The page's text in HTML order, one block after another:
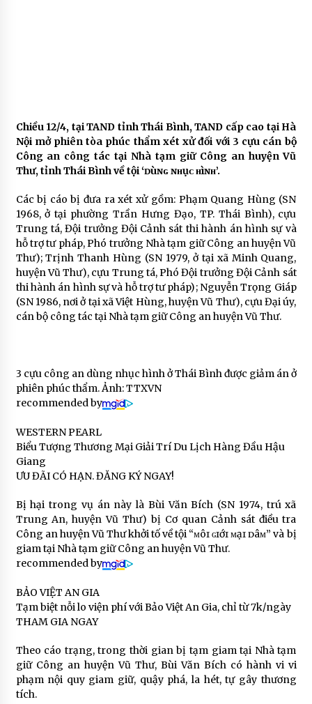
Chiều 12/4, tại TAND tỉnh Thái Bình, TAND cấp cao tại Hà
Nội mở phiên tòa phúc thẩm xét xử đối với 3 cựu cán bộ
Công an công tác tại Nhà tạm giữ Công an huyện Vũ
Thư, tỉnh Thái Bình về tội ‘ᴅùɴɢ ɴʜụᴄ ʜìɴʜ’.
Các bị cáo bị đưa ra xét xử gồm: Phạm Quang Hùng (SN
1968, ở tại phường Trần Hưng Đạo, TP. Thái Bình), cựu
Trung tá, Đội trưởng Đội Cảnh sát thi hành án hình sự và
hỗ trợ tư pháp, Phó trưởng Nhà tạm giữ Công an huyện Vũ
Thư); Trịnh Thanh Hùng (SN 1979, ở tại xã Minh Quang,
huyện Vũ Thư), cựu Trung tá, Phó Đội trưởng Đội Cảnh sát
thi hành án hình sự và hỗ trợ tư pháp); Nguyễn Trọng Giáp
(SN 1986, nơi ở tại xã Việt Hùng, huyện Vũ Thư), cựu Đại úy,
cán bộ công tác tại Nhà tạm giữ Công an huyện Vũ Thư.
3 cựu công an dùng nhục hình ở Thái Bình được giảm án ở
phiên phúc thẩm. Ảnh: TTXVN
recommended by
WESTERN PEARL
Biểu Tượng Thương Mại Giải Trí Du Lịch Hàng Đầu Hậu
Giang
ƯU ĐÃI CÓ HẠN. ĐĂNG KÝ NGAY!
Bị hại trong vụ án này là Bùi Văn Bích (SN 1974, trú xã
Trung An, huyện Vũ Thư) bị Cơ quan Cảnh sát điều tra
Công an huyện Vũ Thư khởi tố về tội “ᴍôɪ ɢɪớɪ ᴍạɪ ᴅâᴍ” và bị
giam tại Nhà tạm giữ Công an huyện Vũ Thư.
recommended by
BẢO VIỆT AN GIA
Tạm biệt nỗi lo viện phí với Bảo Việt An Gia, chỉ từ 7k/ngày
THAM GIA NGAY
Theo cáo trạng, trong thời gian bị tạm giam tại Nhà tạm
giữ Công an huyện Vũ Thư, Bùi Văn Bích có hành vi vi
phạm nội quy giam giữ, quậy phá, la hét, tự gây thương
tích.